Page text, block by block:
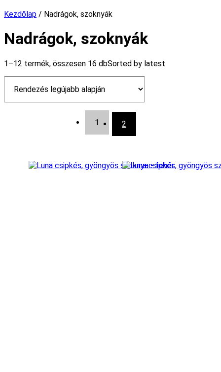
Kezdőlap / Nadrágok, szoknyák
Nadrágok, szoknyák
1–12 termék, összesen 16 dbSorted by latest
1 2